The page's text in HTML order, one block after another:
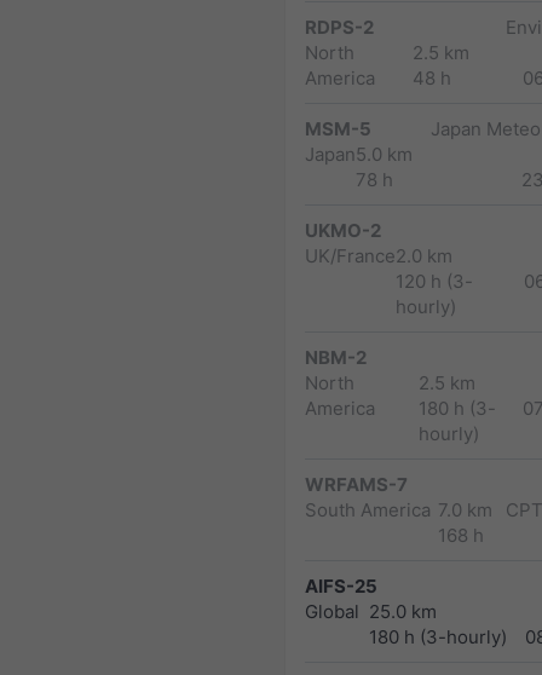
RDPS-2
North
America
2.5 km
48 h
MSM-5
Japan5.0 km
78 h
Japan
UKMO-2
UK/France2.0 km
120 h (3-
hourly)
NBM-2
North
America
2.5 km
180 h (3-
hourly)
WRFAMS-7
South America 7.0 km
168 h
AIFS-25
Global 25.0 km
180 h (3-hourly)